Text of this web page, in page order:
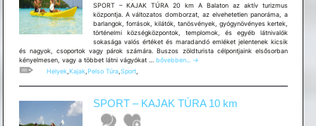
SPORT – KAJAK TÚRA 20 km A Balaton az aktív turizmus
központja. A változatos domborzat, az elvehetetlen panoráma, a
barlangok, források, kilátók, tanösvények, gyógynövényes kertek,
történelmi községközpontok, templomok, és egyéb látnivalók
sokasága valós értéket és maradandó emléket jelentenek kicsik
és nagyok, csoportok vagy párok számára. Buszos zöldturista célpontjaink elsősorban
kényelmesen, vagy a többet látni vágyókat … SPORT
TÚRA
km
bővebben...
→
Helyek,Kajak,Pelso Túra,Sport,
SPORT – KAJAK TÚRA 10 km